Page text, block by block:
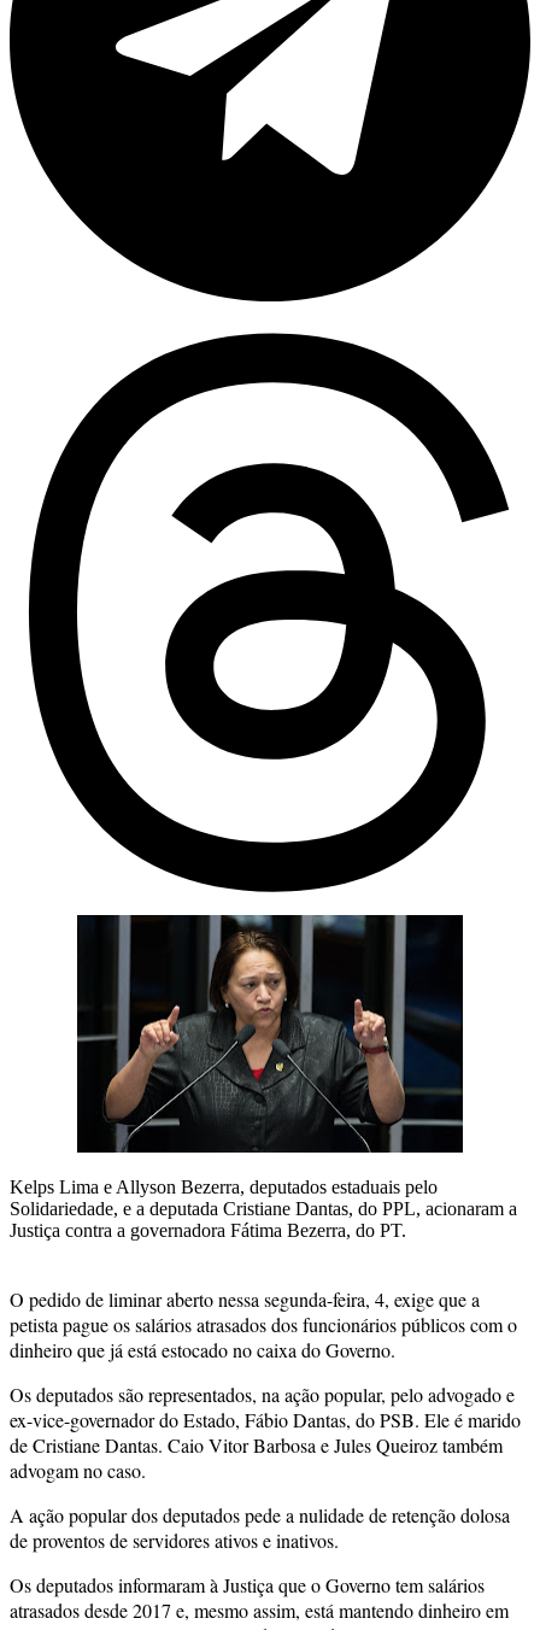
Kelps Lima e Allyson Bezerra, deputados estaduais pelo
Solidariedade, e a deputada Cristiane Dantas, do PPL, acionaram a
Justiça contra a governadora Fátima Bezerra, do PT.
O pedido de liminar aberto nessa segunda-feira, 4, exige que a
petista pague os salários atrasados dos funcionários públicos com o
dinheiro que já está estocado no caixa do Governo.
Os deputados são representados, na ação popular, pelo advogado e
ex-vice-governador do Estado, Fábio Dantas, do PSB. Ele é marido
de Cristiane Dantas. Caio Vitor Barbosa e Jules Queiroz também
advogam no caso.
A ação popular dos deputados pede a nulidade de retenção dolosa
de proventos de servidores ativos e inativos.
Os deputados informaram à Justiça que o Governo tem salários
atrasados desde 2017 e, mesmo assim, está mantendo dinheiro em